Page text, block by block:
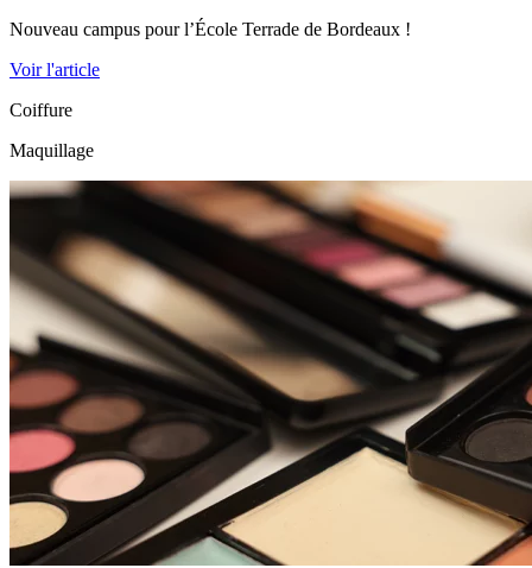
Nouveau campus pour l’École Terrade de Bordeaux !
Voir l'article
Coiffure
Maquillage